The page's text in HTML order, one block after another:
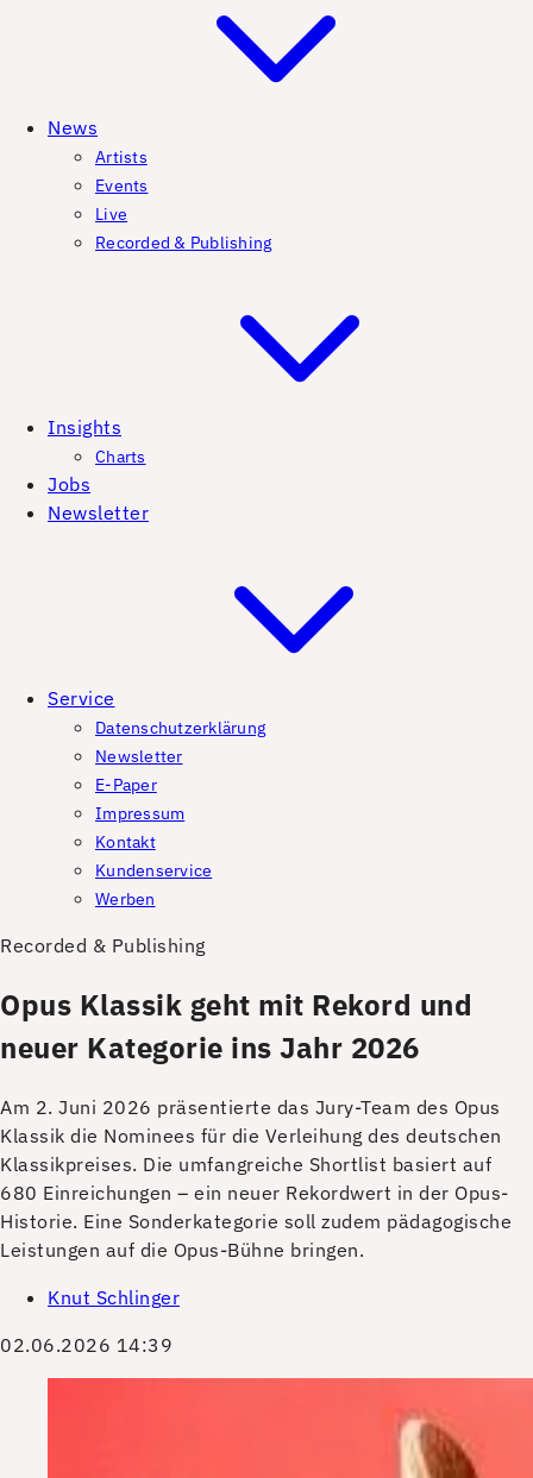
News
Artists
Events
Live
Recorded & Publishing
Insights
Charts
Jobs
Newsletter
Service
Datenschutzerklärung
Newsletter
E-Paper
Impressum
Kontakt
Kundenservice
Werben
Recorded & Publishing
Opus Klassik geht mit Rekord und
neuer Kategorie ins Jahr 2026
Am 2. Juni 2026 präsentierte das Jury-Team des Opus
Klassik die Nominees für die Verleihung des deutschen
Klassikpreises. Die umfangreiche Shortlist basiert auf
680 Einreichungen – ein neuer Rekordwert in der Opus-
Historie. Eine Sonderkategorie soll zudem pädagogische
Leistungen auf die Opus-Bühne bringen.
Knut Schlinger
02.06.2026 14:39